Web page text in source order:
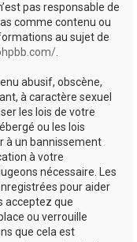
pas responsable de
comme contenu ou
au sujet de
.
abusif, obscène,
à caractère sexuel
les lois de votre
ou les lois
à un bannissement
à votre
nécessaire. Les
pour aider
acceptez que
ou verrouille
que cela est